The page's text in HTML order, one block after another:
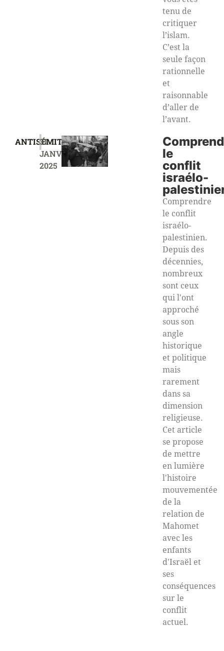
tenu de
critiquer
l’islam.
C’est la
seule façon
rationnelle
et
raisonnable
d’aller de
l’avant.
ANTISÉMITISME
|31
JANVIER
2025
le
conflit
israélo-
Comprendre
le conflit
israélo-
palestinien.
Depuis des
décennies,
nombreux
sont ceux
qui l'ont
approché
sous son
angle
historique
et politique
mais
rarement
dans sa
dimension
religieuse.
Cet article
se propose
de mettre
en lumière
l'histoire
mouvementée
de la
relation de
Mahomet
avec les
enfants
d'Israël et
ses
conséquences
sur le
conflit
actuel.